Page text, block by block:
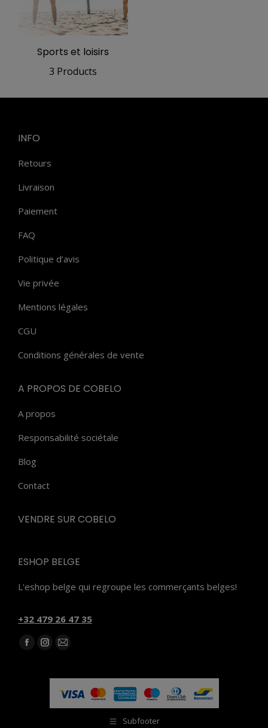
Sports et loisirs
3 Products
INFO
Retours
Livraison
Paiement
FAQ
Politique d’avis
Vie privée
Mentions légales
CGU
Conditions générales de vente
A PROPOS DE COBELO
A propos
Responsabilité sociétale
Blog
Contact
VENDRE SUR COBELO
ESHOP BELGE
L'eshop belge qui regroupe les commerçants belges!
‭+32 479 26 47 35‬
Trouvez nous sur :
Facebook
opens
Instagram
opens
new
E-
page
opens
in
Subfooter